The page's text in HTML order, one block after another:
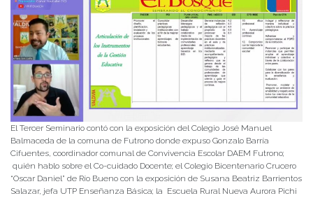
El Tercer Seminario contó con la exposición del Colegio José Manuel
Balmaceda de la comuna de Futrono donde expuso Gonzalo Barría
Cifuentes, coordinador comunal de Convivencia Escolar DAEM Futrono;
quién hablo sobre el Co-cuidado Docente; el Colegio Bicentenario Crucero
“Oscar Daniel” de Río Bueno con la exposición de Susana Beatriz Barrientos
Salazar, jefa UTP Enseñanza Básica; la Escuela Rural Nueva Aurora Pichi